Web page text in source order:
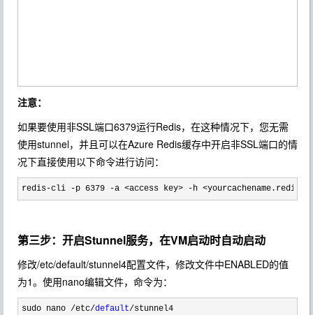
注意：
如果要使用非SSL端口6379运行Redis，在这种情况下，您无需
使用stunnel，并且可以在Azure Redis缓存中开启非SSL端口的情
况下直接使用以下命令进行访问：
redis-cli -p 6379 -a <access key> -h
第三步：开启Stunnel服务，在VM启动时自动启动
修改/etc/default/stunnel4配置文件，修改文件中ENABLED的值
为1。使用nano编辑文件，命令为：
sudo nano /etc/default/stunnel4